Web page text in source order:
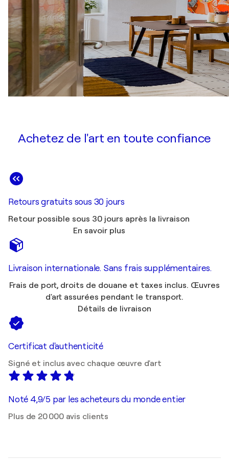
Achetez de l'art en toute confiance
Retours gratuits sous 30 jours
Retour possible sous 30 jours après la livraison
En savoir plus
Livraison internationale. Sans frais supplémentaires.
Frais de port, droits de douane et taxes inclus. Œuvres
d'art assurées pendant le transport.
Détails de livraison
Certificat d'authenticité
Signé et inclus avec chaque œuvre d'art
Noté 4,9/5 par les acheteurs du monde entier
Plus de 20 000 avis clients